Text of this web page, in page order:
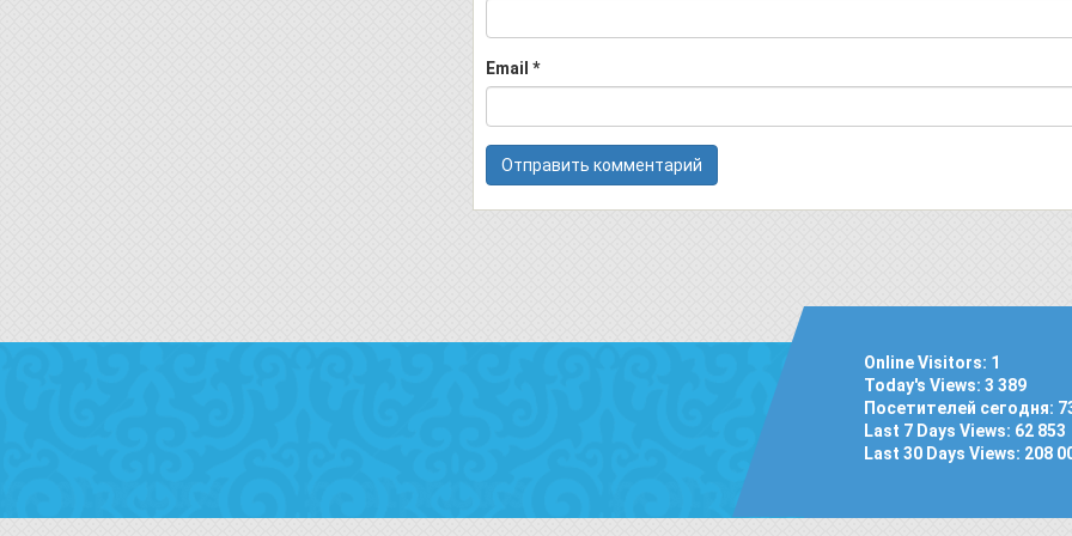
Email *
Online Visitors: 1
Today's Views: 3 389
Посетителей сегодня:
Last 7 Days Views: 62 853
Last 30 Days Views: 208